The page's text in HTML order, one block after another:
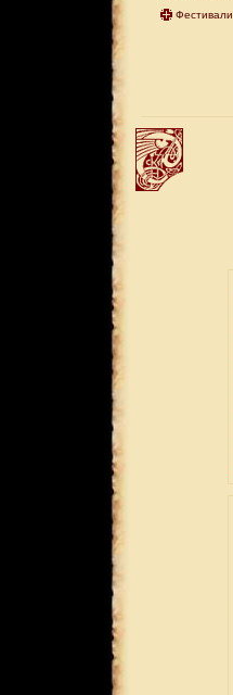
Фестивали